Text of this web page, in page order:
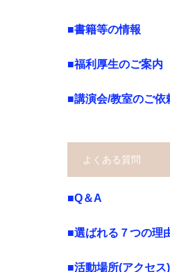
■書籍等の情報
■福利厚生のご案内
■講演会/教室のご依
よくある質問
■Q＆A
■選ばれる７つの理
■活動場所(アクセス)